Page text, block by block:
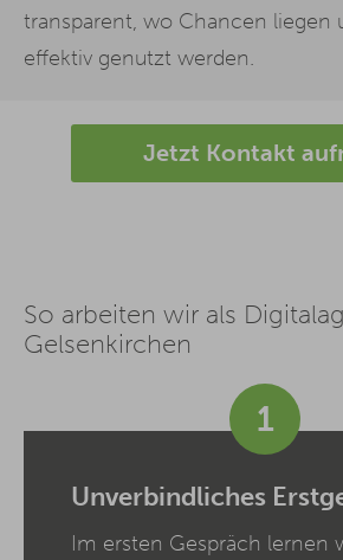
transparent, wo Chancen liegen
effektiv genutzt werden.
Jetzt Kontakt
So arbeiten wir als
Gelsenkirchen
1
Unverbindliches
Im ersten Gespräch lernen